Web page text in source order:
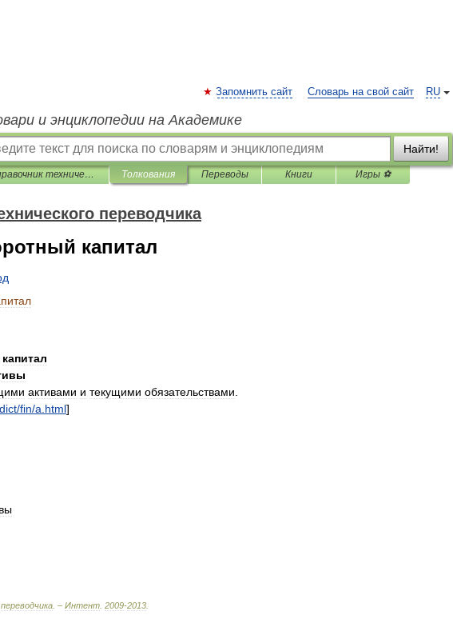
RU
Запомнить сайт Словарь на свой сайт
и энциклопедии на Академике
Найти!
Справочник технического переводчика Толкования Переводы Книги Игры ⚽
переводчика
капитал
капитал
активами и текущими обязательствами
dict/fin/a html]
переводчика . – Интент 2009-2013